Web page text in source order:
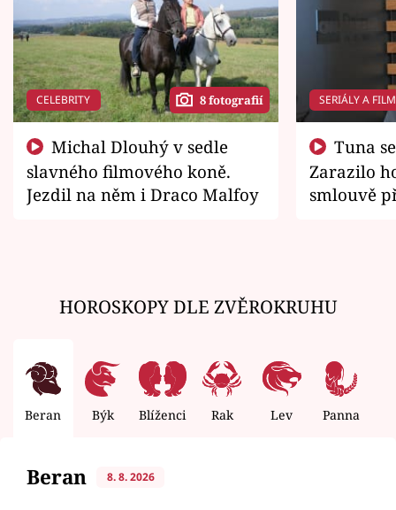
CELEBRITY 8 fotografií
slavného filmového koně.
Jezdil na něm i Draco Malfoy
SERIÁLY A
Zarazilo
smlouvě
HOROSKOPY DLE ZVĚROKRUHU
Beran Býk Blíženci Rak Lev Panna
Beran 8. 8. 2026